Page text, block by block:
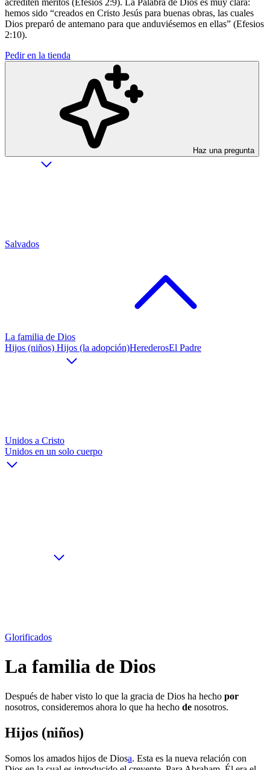
hemos sido “creados en Cristo Jesús para buenas obras, las cuales
Dios preparó de antemano para que anduviésemos en ellas” (Efesios
2:10).
Pedir en la tienda
Haz una pregunta
Salvados
La familia de Dios
Hijos (niños) Hijos (la adopción)HerederosEl Padre
Unidos a Cristo
Unidos en un solo cuerpo
Glorificados
La familia de Dios
Después de haber visto lo que la gracia de Dios ha hecho por
nosotros, consideremos ahora lo que ha hecho de nosotros.
Hijos (niños)
Somos los amados hijos de Diosa. Esta es la nueva relación con